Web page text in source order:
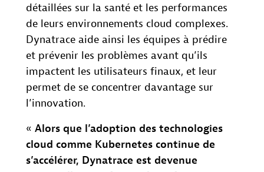
détaillées sur la santé et les performances
de leurs environnements cloud complexes.
Dynatrace aide ainsi les équipes à prédire
et prévenir les problèmes avant qu’ils
impactent les utilisateurs finaux, et leur
permet de se concentrer davantage sur
l’innovation.
« Alors que l’adoption des technologies
cloud comme Kubernetes continue de
s’accélérer, Dynatrace est devenue